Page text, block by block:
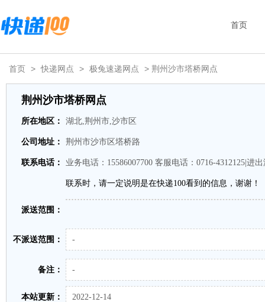
首页
首页 > 快递网点 > 极兔速递网点 > 荆州沙市塔桥网点
荆州沙市塔桥网点
所在地区： 湖北,荆州市,沙市区
公司地址： 荆州市沙市区塔桥路
联系电话： 业务电话：15586007700 客服电话：0716-4312125|进
联系时，请一定说明是在快递100看到的信息，谢谢！
派送范围：
不派送范围： -
备注： -
本站更新： 2022-12-14